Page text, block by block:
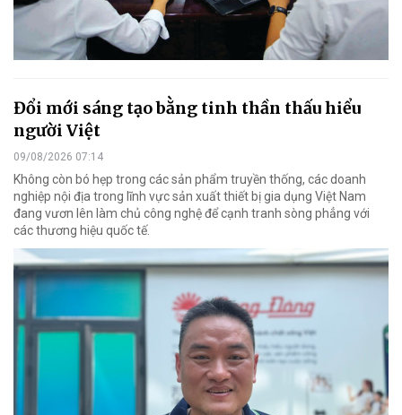
Đổi mới sáng tạo bằng tinh thần thấu hiểu
người Việt
09/08/2026 07:14
Không còn bó hẹp trong các sản phẩm truyền thống, các doanh
nghiệp nội địa trong lĩnh vực sản xuất thiết bị gia dụng Việt Nam
đang vươn lên làm chủ công nghệ để cạnh tranh sòng phẳng với
các thương hiệu quốc tế.